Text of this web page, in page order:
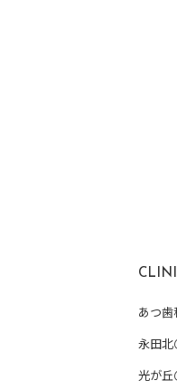
あつ
永田北
光が丘